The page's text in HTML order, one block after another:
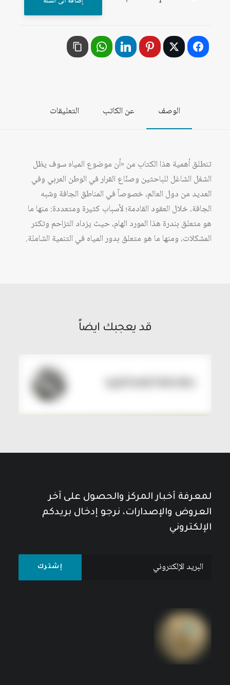
المفهوم
والواقع
الوصف عن الكاتب التعليقات
تنطلق أهمية هذا الكتاب من «أن موضوع المياه سوف يظل
الشغل الشاغل للباحثين وصنّاع القرار في الوطن العربي وفي
العديد من دول العالم، خصوصاً في المناطق الجافة وشبه
الجافة، خلال العقود القادمة؛ لأسباب كثيرة ومتعددة: منها ما
هو متعلق بندرة هذا المورد الهام، حيث يزداد التزاحم وتكثر
المشكلات، ومنها ما هو متعلق بدور المياه في التنمية الشاملة.
قد يعجبك ايضاً
لمعرفة أخبار المركز والحصول على آخر
العروض والإصدارات، نرجو إدخال بريدكم
الإلكتروني